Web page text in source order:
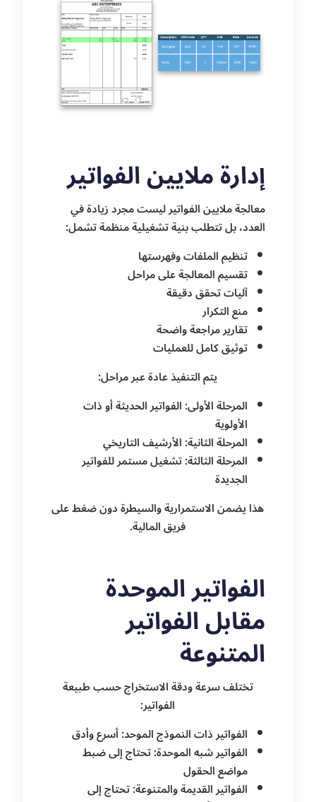
إدارة ملايين الفواتير
معالجة ملايين الفواتير ليست مجرد زيادة في
العدد، بل تتطلب بنية تشغيلية منظمة تشمل:
تنظيم الملفات وفهرستها
تقسيم المعالجة على مراحل
آليات تحقق دقيقة
منع التكرار
تقارير مراجعة واضحة
توثيق كامل للعمليات
يتم التنفيذ عادة عبر مراحل:
المرحلة الأولى: الفواتير الحديثة أو ذات
الأولوية
المرحلة الثانية: الأرشيف التاريخي
المرحلة الثالثة: تشغيل مستمر للفواتير
الجديدة
هذا يضمن الاستمرارية والسيطرة دون ضغط على
فريق المالية.
الفواتير الموحدة
مقابل الفواتير
المتنوعة
تختلف سرعة ودقة الاستخراج حسب طبيعة
الفواتير:
الفواتير ذات النموذج الموحد: أسرع وأدق
الفواتير شبه الموحدة: تحتاج إلى ضبط
مواضع الحقول
الفواتير القديمة والمتنوعة: تحتاج إلى